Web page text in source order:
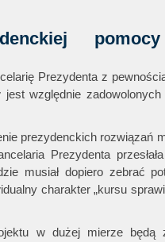
Prezydenta z
jest względnie
prezydenckich rozwiązań
Prezydenta
musiał dopiero zebrać
charakter „kursu
w dużej mierze